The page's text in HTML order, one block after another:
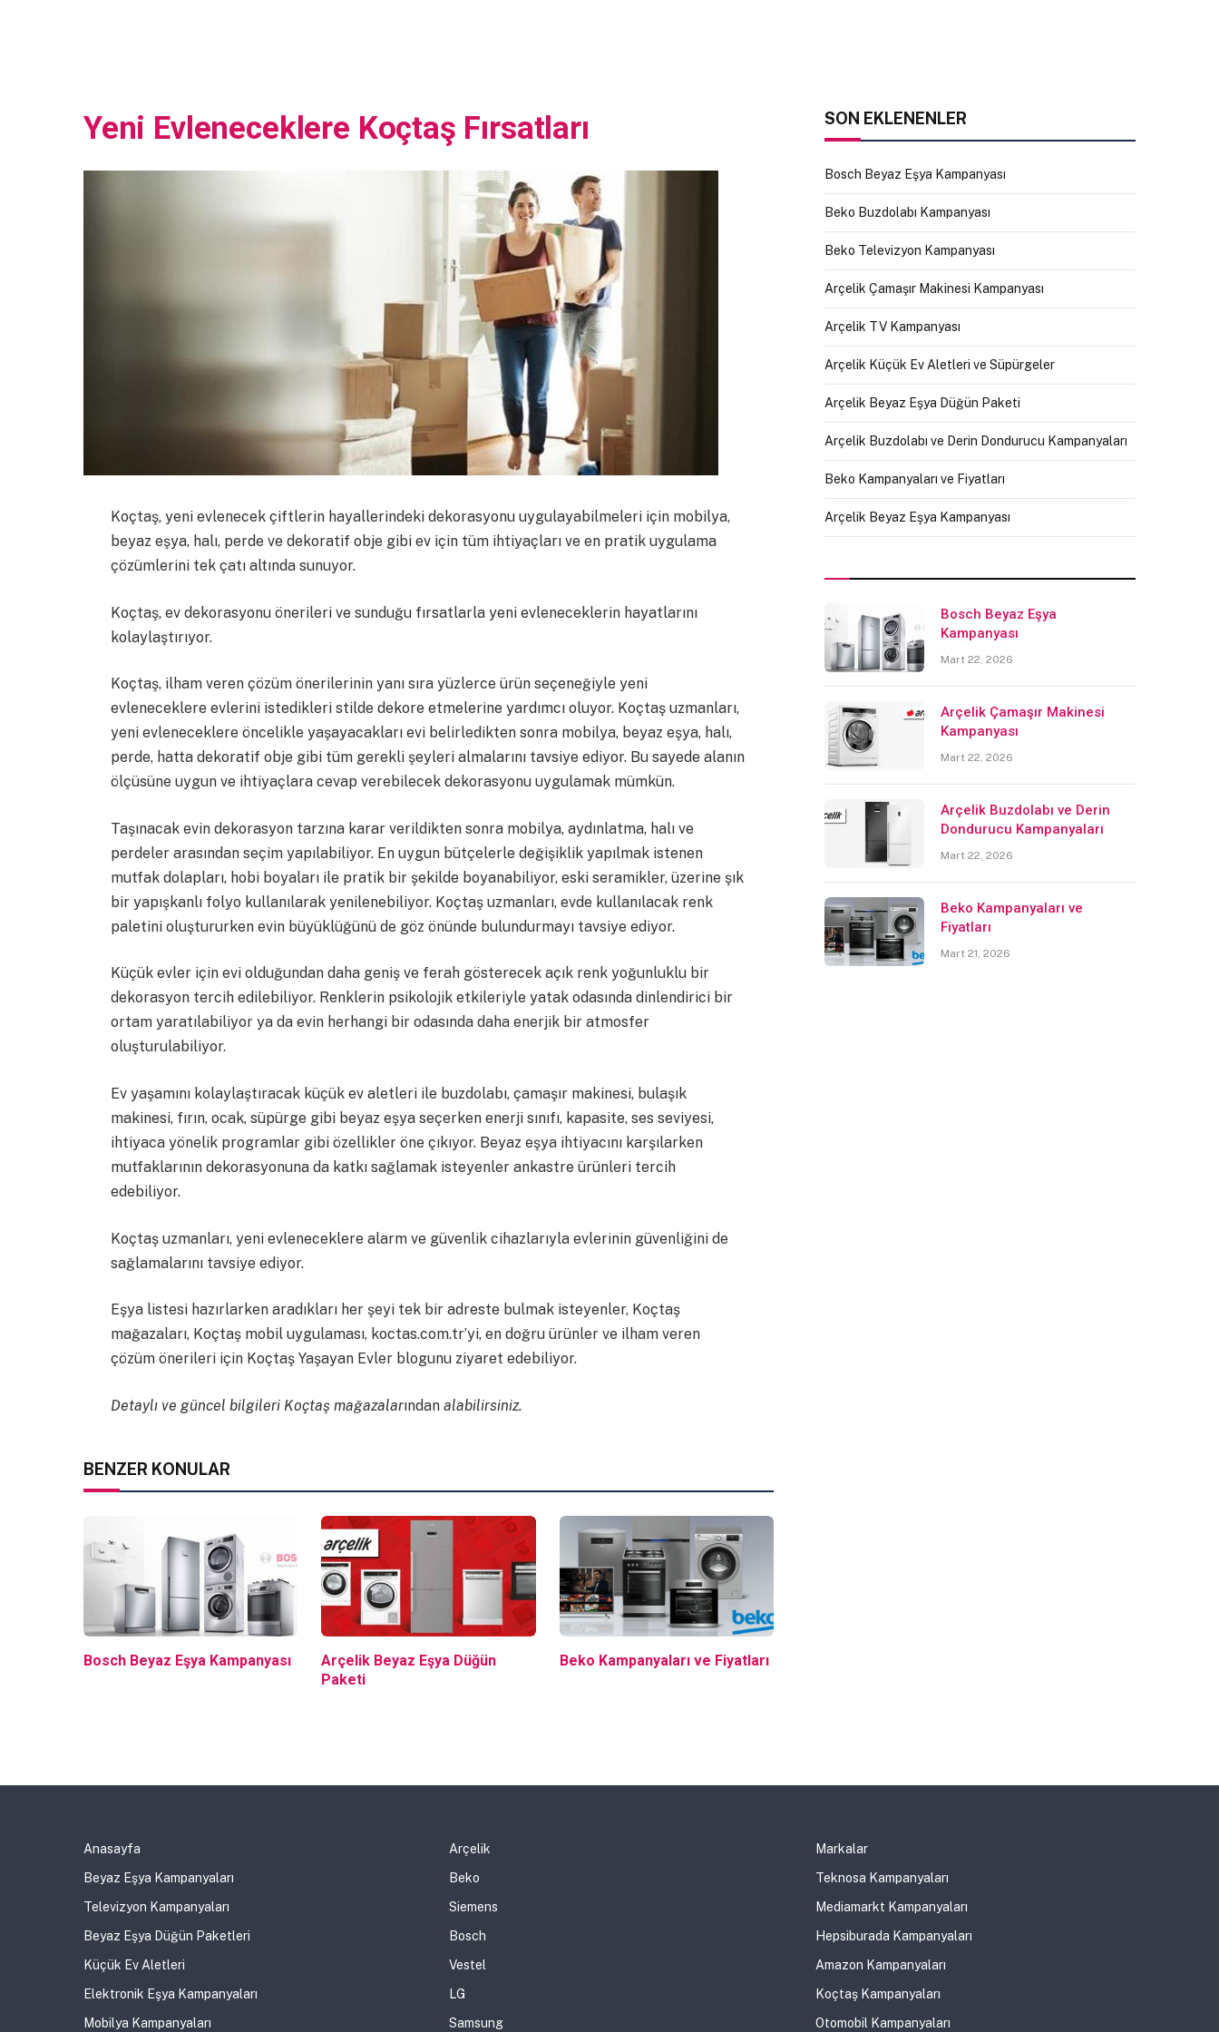
Yeni Evleneceklere Koçtaş Fırsatları
Koçtaş, yeni evlenecek çiftlerin hayallerindeki dekorasyonu uygulayabilmeleri için mobilya,
beyaz eşya, halı, perde ve dekoratif obje gibi ev için tüm ihtiyaçları ve en pratik uygulama
çözümlerini tek çatı altında sunuyor.
Koçtaş, ev dekorasyonu önerileri ve sunduğu fırsatlarla yeni evleneceklerin hayatlarını
kolaylaştırıyor.
Koçtaş, ilham veren çözüm önerilerinin yanı sıra yüzlerce ürün seçeneğiyle yeni
evleneceklere evlerini istedikleri stilde dekore etmelerine yardımcı oluyor. Koçtaş uzmanları,
yeni evleneceklere öncelikle yaşayacakları evi belirledikten sonra mobilya, beyaz eşya, halı,
perde, hatta dekoratif obje gibi tüm gerekli şeyleri almalarını tavsiye ediyor. Bu sayede alanın
ölçüsüne uygun ve ihtiyaçlara cevap verebilecek dekorasyonu uygulamak mümkün.
Taşınacak evin dekorasyon tarzına karar verildikten sonra mobilya, aydınlatma, halı ve
perdeler arasından seçim yapılabiliyor. En uygun bütçelerle değişiklik yapılmak istenen
mutfak dolapları, hobi boyaları ile pratik bir şekilde boyanabiliyor, eski seramikler, üzerine şık
bir yapışkanlı folyo kullanılarak yenilenebiliyor. Koçtaş uzmanları, evde kullanılacak renk
paletini oluştururken evin büyüklüğünü de göz önünde bulundurmayı tavsiye ediyor.
Küçük evler için evi olduğundan daha geniş ve ferah gösterecek açık renk yoğunluklu bir
dekorasyon tercih edilebiliyor. Renklerin psikolojik etkileriyle yatak odasında dinlendirici bir
ortam yaratılabiliyor ya da evin herhangi bir odasında daha enerjik bir atmosfer
oluşturulabiliyor.
Ev yaşamını kolaylaştıracak küçük ev aletleri ile buzdolabı, çamaşır makinesi, bulaşık
makinesi, fırın, ocak, süpürge gibi beyaz eşya seçerken enerji sınıfı, kapasite, ses seviyesi,
ihtiyaca yönelik programlar gibi özellikler öne çıkıyor. Beyaz eşya ihtiyacını karşılarken
mutfaklarının dekorasyonuna da katkı sağlamak isteyenler ankastre ürünleri tercih
edebiliyor.
Koçtaş uzmanları, yeni evleneceklere alarm ve güvenlik cihazlarıyla evlerinin güvenliğini de
sağlamalarını tavsiye ediyor.
Eşya listesi hazırlarken aradıkları her şeyi tek bir adreste bulmak isteyenler, Koçtaş
mağazaları, Koçtaş mobil uygulaması, koctas.com.tr’yi, en doğru ürünler ve ilham veren
çözüm önerileri için Koçtaş Yaşayan Evler blogunu ziyaret edebiliyor.
Detaylı ve güncel bilgileri Koçtaş mağazalarındanalabilirsiniz.
BENZER KONULAR
Bosch Beyaz Eşya Kampanyası
Arçelik Beyaz Eşya Düğün
Paketi
Beko Kampanyaları ve Fiyatları
SON EKLENENLER
Bosch Beyaz Eşya Kampanyası
Beko Buzdolabı Kampanyası
Beko Televizyon Kampanyası
Arçelik Çamaşır Makinesi Kampanyası
Arçelik TV Kampanyası
Arçelik Küçük Ev Aletleri ve Süpürgeler
Arçelik Beyaz Eşya Düğün Paketi
Arçelik Buzdolabı ve Derin Dondurucu Kampanyaları
Beko Kampanyaları ve Fiyatları
Arçelik Beyaz Eşya Kampanyası
Bosch Beyaz Eşya
Kampanyası
Mart 22, 2026
Arçelik Çamaşır Makinesi
Kampanyası
Mart 22, 2026
Arçelik Buzdolabı ve Derin
Dondurucu Kampanyaları
Mart 22, 2026
Beko Kampanyaları ve
Fiyatları
Mart 21, 2026
Anasayfa
Beyaz Eşya Kampanyaları
Televizyon Kampanyaları
Beyaz Eşya Düğün Paketleri
Küçük Ev Aletleri
Elektronik Eşya Kampanyaları
Mobilya Kampanyaları
Arçelik
Beko
Siemens
Bosch
Vestel
LG
Samsung
Markalar
Teknosa Kampanyaları
Mediamarkt Kampanyaları
Hepsiburada Kampanyaları
Amazon Kampanyaları
Koçtaş Kampanyaları
Otomobil Kampanyaları